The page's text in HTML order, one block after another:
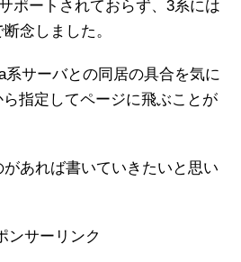
ポートされておらず、3系には
念しました。
系サーバとの同居の具合を気に
指定してページに飛ぶことが
あれば書いていきたいと思い
ンサーリンク